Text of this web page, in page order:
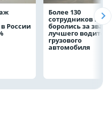
России
Более 130
сотрудников НЛМК
боролись за звание
лучшего водителя
грузового
автомобиля